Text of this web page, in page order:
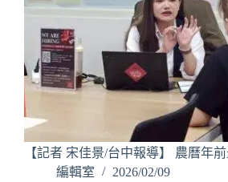
【記者 宋佳景/台中報導】 農曆年
編輯室
2026/02/09